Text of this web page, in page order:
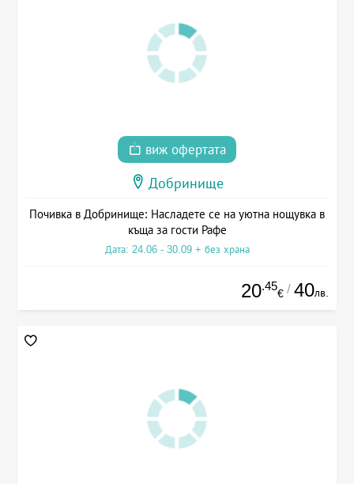
виж офертата
Добринище
Почивка в Добринище: Насладете се на уютна нощувка в
къща за гости Рафе
Дата: 24.06 - 30.09 + без храна
20.45
€ / 40лв.